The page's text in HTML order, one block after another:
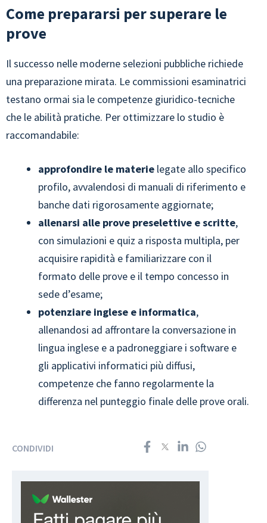
Come prepararsi per superare le
prove
Il successo nelle moderne selezioni pubbliche richiede
una preparazione mirata. Le commissioni esaminatrici
testano ormai sia le competenze giuridico-tecniche
che le abilità pratiche. Per ottimizzare lo studio è
raccomandabile:
approfondire le materie legate allo specifico
profilo, avvalendosi di manuali di riferimento e
banche dati rigorosamente aggiornate;
allenarsi alle prove preselettive e scritte,
con simulazioni e quiz a risposta multipla, per
acquisire rapidità e familiarizzare con il
formato delle prove e il tempo concesso in
sede d’esame;
potenziare inglese e informatica,
allenandosi ad affrontare la conversazione in
lingua inglese e a padroneggiare i software e
gli applicativi informatici più diffusi,
competenze che fanno regolarmente la
differenza nel punteggio finale delle prove orali.
CONDIVIDI